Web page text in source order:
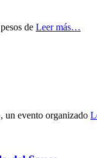
de Leer más…
un evento organizado